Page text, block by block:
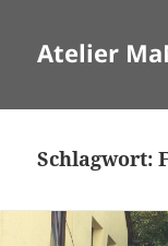
Atelier
Schlagwort: